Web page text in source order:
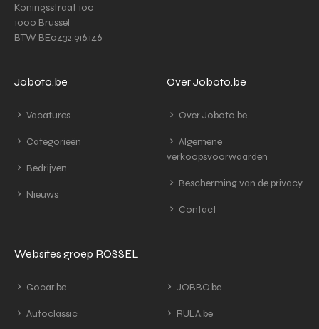
Koningsstraat 100
1000 Brussel
BTW BE0432.916.146
Joboto.be
Vacatures
Categorieën
Bedrijven
Nieuws
Over Joboto.be
Over Joboto.be
Algemene
verkoopsvoorwaarden
Bescherming van de privacy
Contact
Websites groep ROSSEL
Gocar.be
Autoclassic
JOBBO.be
RULA.be